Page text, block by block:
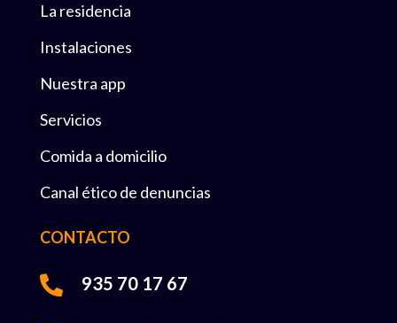
La residencia
Instalaciones
Nuestra app
Servicios
Comida a domicilio
Canal ético de denuncias
CONTACTO
 935 70 17 67